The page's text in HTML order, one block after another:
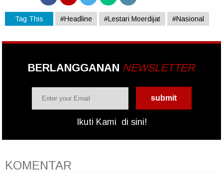
Tag This #Headline #Lestari Moerdijat #Nasional
BERLANGGANAN NEWSLETTER
Ikuti Kami di sini!
KOMENTAR